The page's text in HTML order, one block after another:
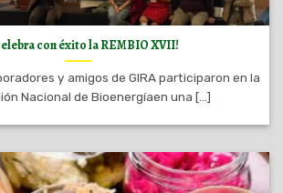
con éxito la REMBIO XVII!
y amigos de GIRA participaron en la
Nacional de Bioenergíaen una [...]